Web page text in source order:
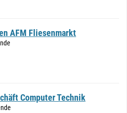
AFM Fliesenmarkt
Computer Technik